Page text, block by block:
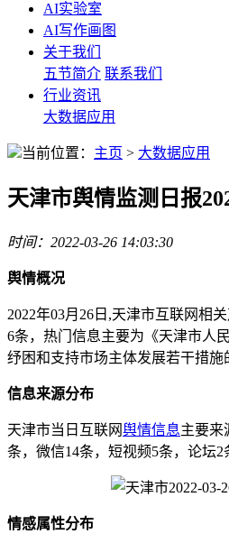
AI实验室
AI写作画图
关于我们
五节简介 联系我们
行业资讯
大数据应用
当前位置： 主页 > 大数据应用
天津市舆情监测日报
时间：2022-03-26 14:03:30
舆情概况
2022年03月26日,天津市互联网相
6条，热门信息主要为《天津市人
纾困和支持市场主体发展若干措施
信息来源分布
天津市当日互联网舆情信息主要来
条，微信14条，短视频5条，论坛2
情感属性分布